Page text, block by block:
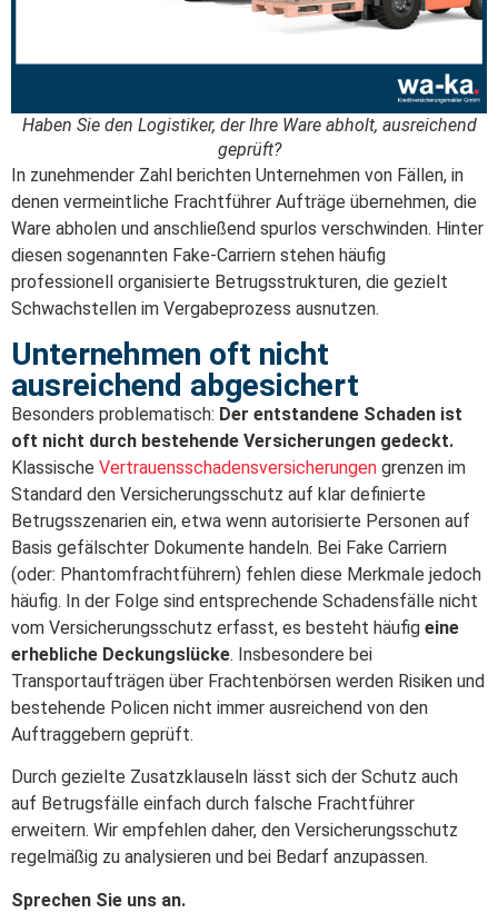
Haben Sie den Logistiker, der Ihre Ware abholt, ausreichend
geprüft?
In zunehmender Zahl berichten Unternehmen von Fällen, in
denen vermeintliche Frachtführer Aufträge übernehmen, die
Ware abholen und anschließend spurlos verschwinden. Hinter
diesen sogenannten Fake-Carriern stehen häufig
professionell organisierte Betrugsstrukturen, die gezielt
Schwachstellen im Vergabeprozess ausnutzen.
Unternehmen oft nicht
ausreichend abgesichert
Besonders problematisch: Der entstandene Schaden ist
oft nicht durch bestehende Versicherungen gedeckt.
Klassische Vertrauensschadensversicherungen grenzen im
Standard den Versicherungsschutz auf klar definierte
Betrugsszenarien ein, etwa wenn autorisierte Personen auf
Basis gefälschter Dokumente handeln. Bei Fake Carriern
(oder: Phantomfrachtführern) fehlen diese Merkmale jedoch
häufig. In der Folge sind entsprechende Schadensfälle nicht
vom Versicherungsschutz erfasst, es besteht häufig eine
erhebliche Deckungslücke. Insbesondere bei
Transportaufträgen über Frachtenbörsen werden Risiken und
bestehende Policen nicht immer ausreichend von den
Auftraggebern geprüft.
Durch gezielte Zusatzklauseln lässt sich der Schutz auch
auf Betrugsfälle einfach durch falsche Frachtführer
erweitern. Wir empfehlen daher, den Versicherungsschutz
regelmäßig zu analysieren und bei Bedarf anzupassen.
Sprechen Sie uns an.